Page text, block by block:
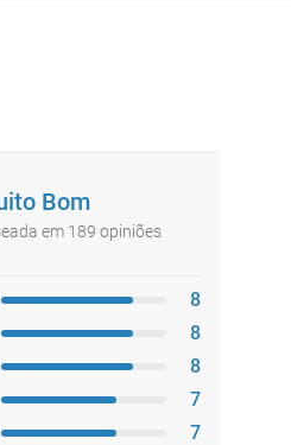
Bom
em 189 opiniões
8
8
8
7
7